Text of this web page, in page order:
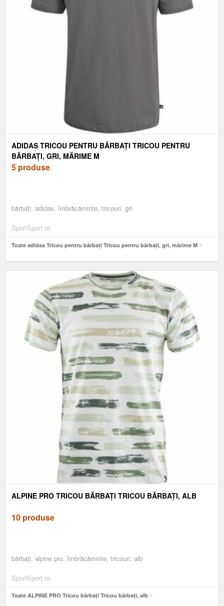
ADIDAS TRICOU PENTRU BĂRBAȚI TRICOU PENTRU
BĂRBAȚI, GRI, MĂRIME M
5 produse
bărbați, adidas, îmbrăcăminte, tricouri, gri
SportSport.ro
Toate adidas Tricou pentru bărbați Tricou pentru bărbați, gri, mărime M
ALPINE PRO TRICOU BĂRBAȚI TRICOU BĂRBAȚI, ALB
10 produse
bărbați, alpine pro, îmbrăcăminte, tricouri, alb
SportSport.ro
Toate ALPINE PRO Tricou bărbați Tricou bărbați, alb